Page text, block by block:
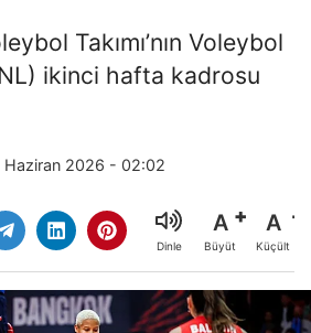
Takımı’nın Voleybol
ikinci hafta kadrosu
Haziran 2026 - 02:02
Dinle
A
Büyüt
A
Küçült